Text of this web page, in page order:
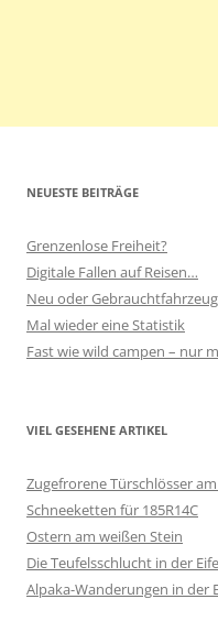
NEUESTE BEITRÄGE
Grenzenlose Freiheit?
Digitale Fallen auf Reisen…
Neu oder
Mal wieder eine Statistik
Fast wie wild campen – nur
VIEL GESEHENE ARTIKEL
Zugefrorene Türschlösser
Schneeketten für 185R14C
Ostern am weißen Stein
Die Teufelsschlucht in der
Alpaka-Wanderungen in der